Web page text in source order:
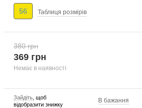
56 Таблиця розмiрiв
380 грн
369 грн
Немає в наявності
Зайдіть , щоб
відобразити знижку
В бажання